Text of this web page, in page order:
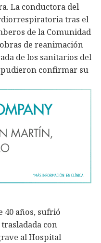
La conductora del
tras el
de la Comunidad
de reanimación
de los sanitarios del
pudieron confirmar su
40 años, sufrió
con
al Hospital